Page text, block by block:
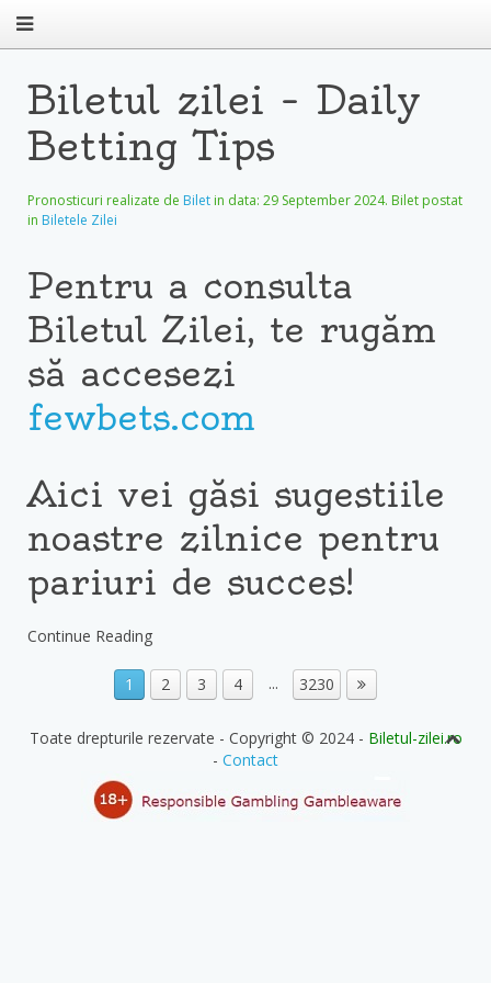
Biletul zilei – Daily
Betting Tips
Pronosticuri realizate de Bilet in data: 29 September 2024. Bilet postat
in Biletele Zilei
Pentru a consulta
Biletul Zilei, te rugăm
să accesezi
fewbets.com
Aici vei găsi sugestiile
noastre zilnice pentru
pariuri de succes!
Continue Reading
1 2 3 4 ... 3230
Toate drepturile rezervate - Copyright © 2024 - Biletul-zilei.ro
- Contact